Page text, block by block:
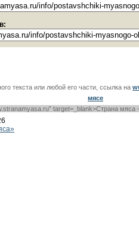
текста или любой его части, ссылка на
мясе
target=_blank>Страна мяса